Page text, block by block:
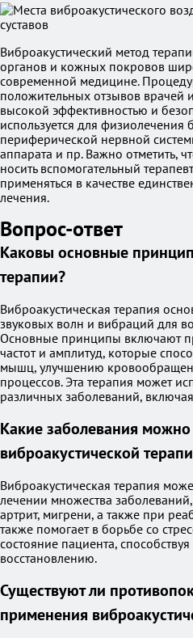
Виброакустический метод
органов и кожных покровов
современной медицине.
положительных отзывов врачей
высокой эффективностью и
используется для физиолечения
периферической нервной
аппарата и пр. Важно отметить,
носить вспомогательный
применяться в качестве
лечения.
Вопрос-ответ
Каковы основные
терапии?
Виброакустическая терапия
звуковых волн и вибраций для
Основные принципы включают
частот и амплитуд, которые
мышц, улучшению
процессов. Эта терапия может
различных заболеваний,
Какие заболевания
виброакустической
Виброакустическая терапия
лечении множества
артрит, мигрени, а также при
также помогает в борьбе со
состояние пациента,
восстановлению.
Существуют ли
применения